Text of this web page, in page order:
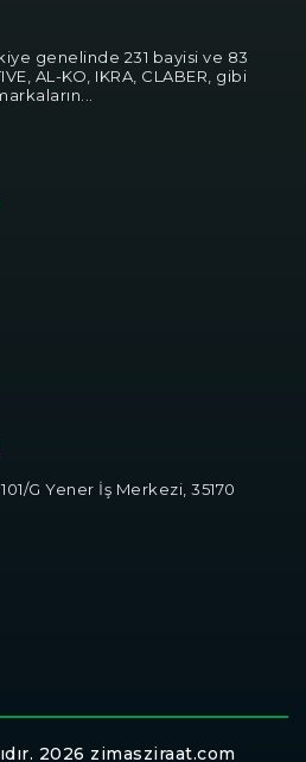
genelinde 231 bayisi ve 83
AL-KO, IKRA, CLABER, gibi
G Yener İş Merkezi, 35170
2026 zimasziraat.com